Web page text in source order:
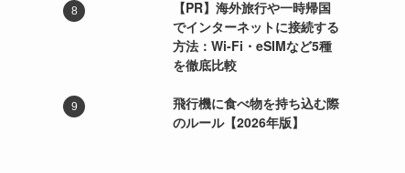
【PR】海外旅行や一時帰国
でインターネットに接続する
方法：Wi-Fi・eSIMなど5種
を徹底比較
飛行機に食べ物を持ち込む際
のルール【2026年版】